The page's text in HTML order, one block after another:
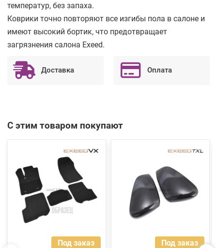
температур, без запаха.
Коврики точно повторяют все изгибы пола в салоне и
имеют высокий бортик, что предотвращает
загрязнения салона Exeed.
Доставка Оплата
С этим товаром покупают
Под заказ Под заказ